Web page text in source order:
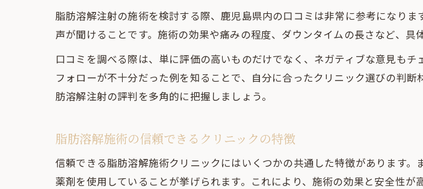
脂肪溶解注射の施術を検討する際、鹿児島県内の口コミは非常に参考になり
声が聞けることです。施術の効果や痛みの程度、ダウンタイムの長さなど、具
口コミを調べる際は、単に評価の高いものだけでなく、ネガティブな意見も
フォローが不十分だった例を知ることで、自分に合ったクリニック選びの判
肪溶解注射の評判を多角的に把握しましょう。
脂肪溶解施術の信頼できるクリニックの特徴
信頼できる脂肪溶解施術クリニックにはいくつかの共通した特徴があります
薬剤を使用していることが挙げられます。これにより、施術の効果と安全性が高